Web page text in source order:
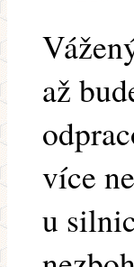
až
více
u